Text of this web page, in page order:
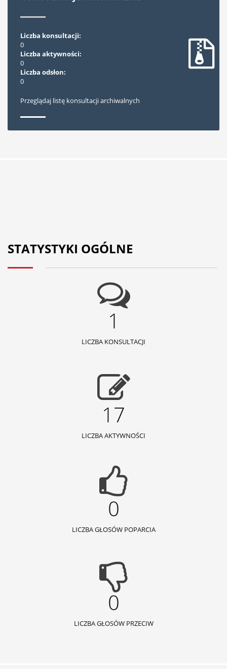
Liczba konsultacji:
0
Liczba aktywności:
0
Liczba odsłon:
0
Przeglądaj listę konsultacji archiwalnych
STATYSTYKI OGÓLNE
1
LICZBA KONSULTACJI
17
LICZBA AKTYWNOŚCI
0
LICZBA GŁOSÓW POPARCIA
0
LICZBA GŁOSÓW PRZECIW